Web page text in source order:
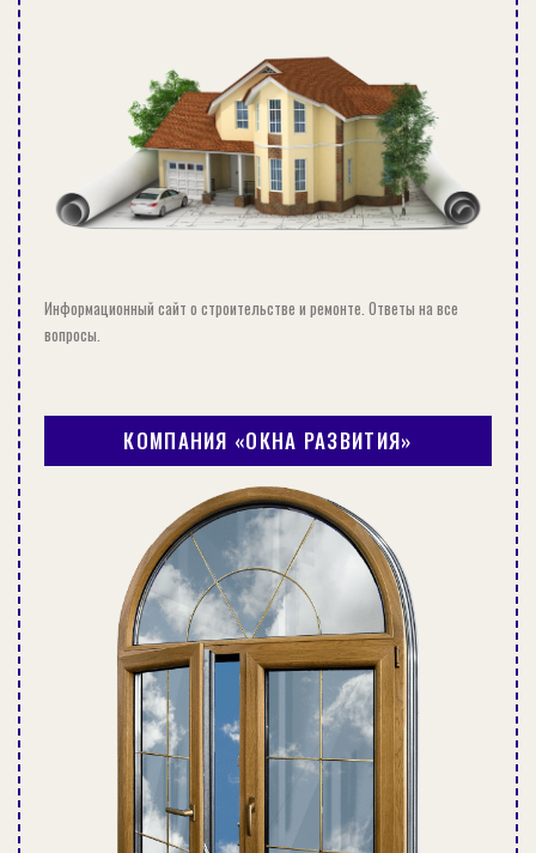
НАПОЛЬНЫЕ КОНДИЦИОНЕРЫ: ОСОБЕННОСТИ, ПЛЮСЫ
И МИНУСЫ
Зачем она нужна
Это пластиковый гофрированный отвод,
который отличается гибкостью. Также вы
можете увеличить ее длину, растянув до
нужных размеров (в пределах разумного,
конечно).
Используется изделие для:
ванн;
умывальников;
Отличаются гофры между собой только
диаметром.
Жесткий гофрированный шланг для канализации, воды и
другого использования
При выборе следует обращать внимание на ее
качество. Не стоит экономить несколько рублей,
так как ее стоимость и так невысокая, зато
потом вам не нужно будет «разгребать»
Информационный сайт о строительстве и ремонте. Ответы на все
вопросы.
КОМПАНИЯ «ОКНА РАЗВИТИЯ»